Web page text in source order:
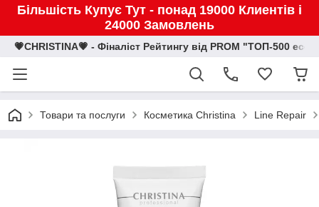
Більшість Купує Тут - понад 19000 Клиентів і
24000 Замовлень
💗CHRISTINA💗 - Фіналіст Рейтингу від PROM "ТОП-500
Товари та послуги Косметика Christina Line Repair